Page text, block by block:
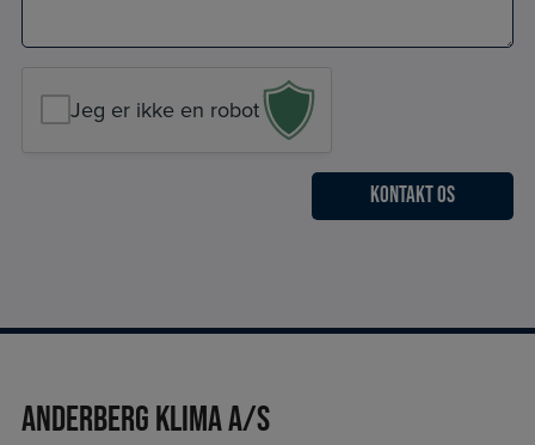
Jeg er ikke en robot
Anderberg Klima A/S